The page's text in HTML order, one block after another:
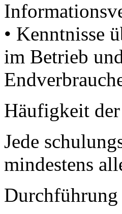
• Kenntnisse
im Betrieb
Häufigkeit
Jede
mindestens